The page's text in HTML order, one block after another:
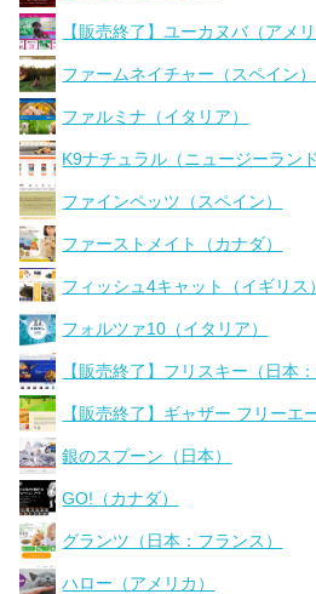
【販売終了】ユーカヌバ（アメリ
ファームネイチャー（スペイン）
ファルミナ（イタリア）
K9ナチュラル（ニュージーランド
ファインペッツ（スペイン）
ファーストメイト（カナダ）
フィッシュ4キャット（イギリス）
フォルツァ10（イタリア）
【販売終了】フリスキー（日本：
【販売終了】ギャザー フリーエ
銀のスプーン（日本）
GO!（カナダ）
グランツ（日本：フランス）
ハロー（アメリカ）